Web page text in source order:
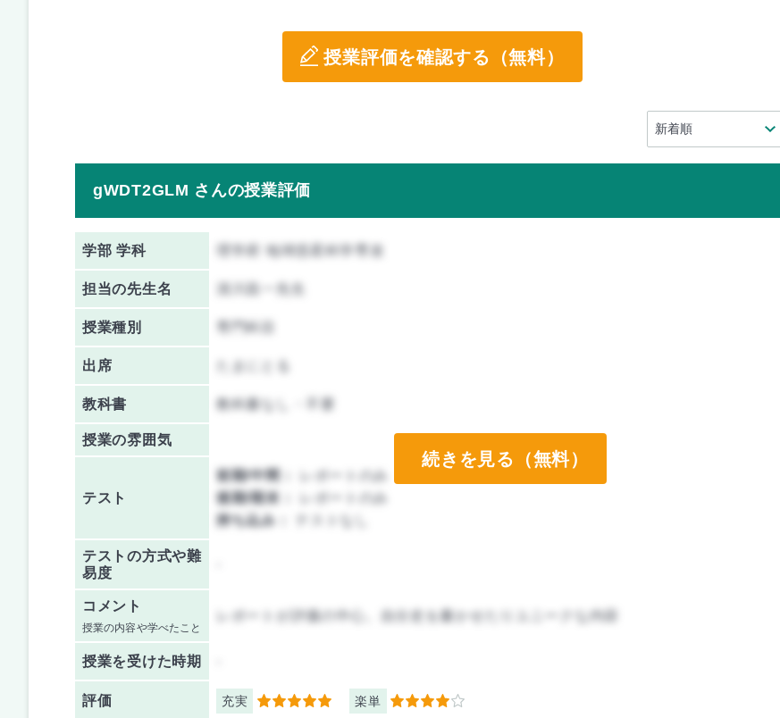
授業評価を確認する（無料）
gWDT2GLM さんの授業評価
学部 学科 理学府 地球惑星科学専攻
担当の先生名
授業種別 専門科目
出席
教科書 教科書なし・不要
授業の雰囲気
テスト
前期/中間：
レポートのみ
後期/期末：
レポートのみ
持ち込み：
テストの方式や難
易度
コメント
授業の内容や学べたこと
レポートが評価の中心。自分史を書かせたりユニークな内容
授業を受けた時期
評価 充実 5 楽単 4
続きを見る（無料）